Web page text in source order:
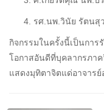
รศ.นพ.วินัย รัตนสุ
กิจกรรมในครั้งนี้เป็นกา
โอกาสอันดีที่บุคลากรภา
แสดงมุทิตาจิตแด่อาจารย์